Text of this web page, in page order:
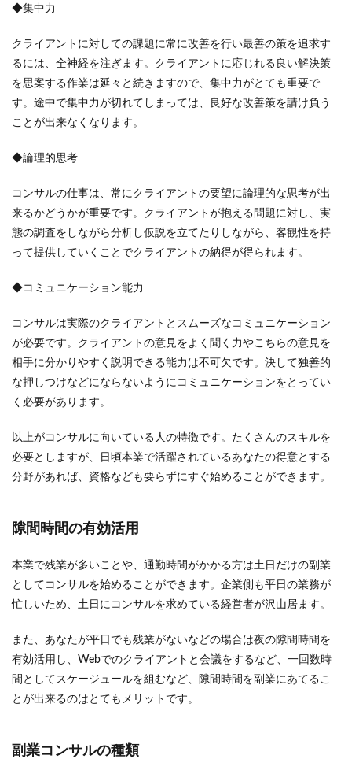
◆集中力
クライアントに対しての課題に常に改善を行い最善の策を追求す
るには、全神経を注ぎます。クライアントに応じれる良い解決策
を思案する作業は延々と続きますので、集中力がとても重要で
す。途中で集中力が切れてしまっては、良好な改善策を請け負う
ことが出来なくなります。
◆論理的思考
コンサルの仕事は、常にクライアントの要望に論理的な思考が出
来るかどうかが重要です。クライアントが抱える問題に対し、実
態の調査をしながら分析し仮説を立てたりしながら、客観性を持
って提供していくことでクライアントの納得が得られます。
◆コミュニケーション能力
コンサルは実際のクライアントとスムーズなコミュニケーション
が必要です。クライアントの意見をよく聞く力やこちらの意見を
相手に分かりやすく説明できる能力は不可欠です。決して独善的
な押しつけなどにならないようにコミュニケーションをとってい
く必要があります。
以上がコンサルに向いている人の特徴です。たくさんのスキルを
必要としますが、日頃本業で活躍されているあなたの得意とする
分野があれば、資格なども要らずにすぐ始めることができます。
隙間時間の有効活用
本業で残業が多いことや、通勤時間がかかる方は土日だけの副業
としてコンサルを始めることができます。企業側も平日の業務が
忙しいため、土日にコンサルを求めている経営者が沢山居ます。
また、あなたが平日でも残業がないなどの場合は夜の隙間時間を
有効活用し、Webでのクライアントと会議をするなど、一回数時
間としてスケージュールを組むなど、隙間時間を副業にあてるこ
とが出来るのはとてもメリットです。
副業コンサルの種類